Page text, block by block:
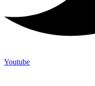
Youtube